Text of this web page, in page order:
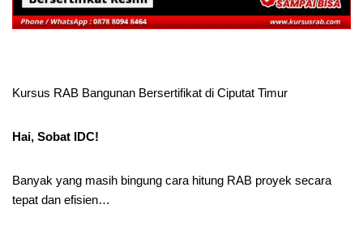
Kursus RAB Bangunan Bersertifikat di Ciputat Timur
Hai, Sobat IDC!
Banyak yang masih bingung cara hitung RAB proyek secara
tepat dan efisien…